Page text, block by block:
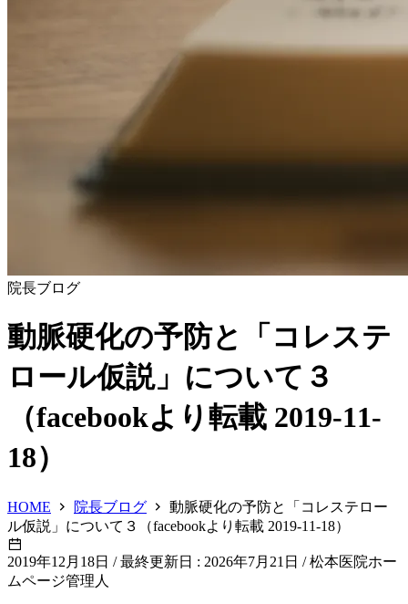
院長ブログ
動脈硬化の予防と「コレステ
ロール仮説」について３
（facebookより転載 2019-11-
18）
HOME 院長ブログ
動脈硬化の予防と「コレステロー
ル仮説」について３（facebookより転載 2019-11-18）
2019年12月18日 / 最終更新日 : 2026年7月21日 / 松本医院ホー
ムページ管理人